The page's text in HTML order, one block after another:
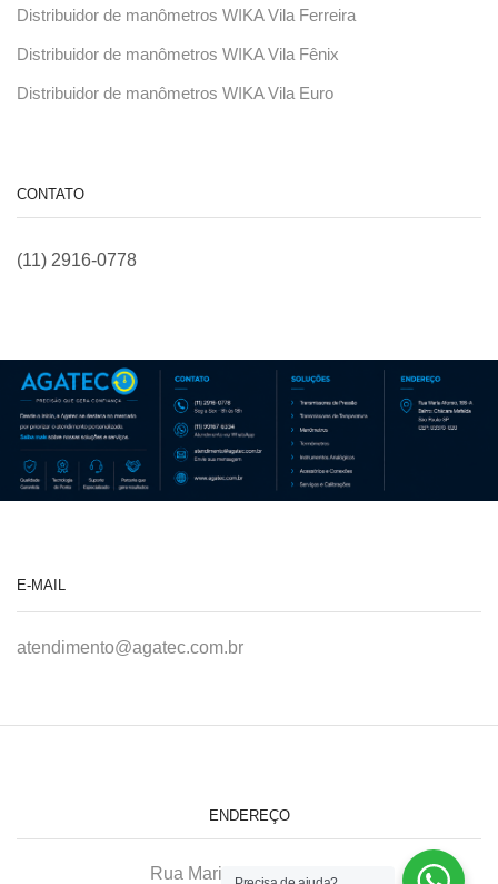
Distribuidor de manômetros WIKA Vila Ferreira
Distribuidor de manômetros WIKA Vila Fênix
Distribuidor de manômetros WIKA Vila Euro
CONTATO
(11) 2916-0778
E-MAIL
atendimento@agatec.com.br
ENDEREÇO
Rua Maria Afonso, 166-A